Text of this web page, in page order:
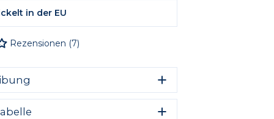
in der EU
Rezensionen (7)
T-Shirt für ihn und sie, mit lockerer
abgesenkten Schultern und